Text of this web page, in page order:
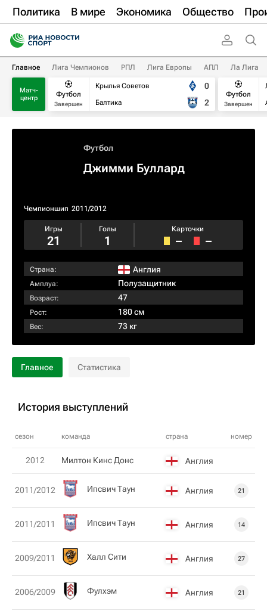
Политика В мире Экономика Общество
Главное Лига Чемпионов РПЛ Лига Европы АПЛ Ла Лига
Матч-
центр
Футбол
Завершен
Крылья Советов
Балтика
0
2
Футбол
Завершен
Футбол
Джимми Буллард
Чемпионшип 2011/2012
Игры
21
Голы
1
Карточки
– –
Страна: Англия
Амплуа: Полузащитник
Возраст: 47
Рост: 180 см
Вес: 73 кг
Главное Статистика
История выступлений
сезон команда страна номер
2012 Милтон Кинс Донс Англия
2011/2012 Ипсвич Таун Англия 21
2011/2011 Ипсвич Таун Англия 14
2009/2011 Халл Сити Англия 27
2006/2009 Фулхэм Англия 21